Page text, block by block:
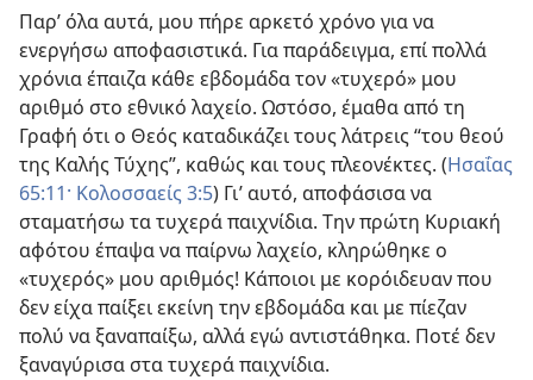
Παρ’ όλα αυτά, μου πήρε αρκετό χρόνο για να
ενεργήσω αποφασιστικά. Για παράδειγμα, επί πολλά
χρόνια έπαιζα κάθε εβδομάδα τον «τυχερό» μου
αριθμό στο εθνικό λαχείο. Ωστόσο, έμαθα από τη
Γραφή ότι ο Θεός καταδικάζει τους λάτρεις “του θεού
της Καλής Τύχης”, καθώς και τους πλεονέκτες. (Ησαΐας
65:11· Κολοσσαείς 3:5) Γι’ αυτό, αποφάσισα να
σταματήσω τα τυχερά παιχνίδια. Την πρώτη Κυριακή
αφότου έπαψα να παίρνω λαχείο, κληρώθηκε ο
«τυχερός» μου αριθμός! Κάποιοι με κορόιδευαν που
δεν είχα παίξει εκείνη την εβδομάδα και με πίεζαν
πολύ να ξαναπαίξω, αλλά εγώ αντιστάθηκα. Ποτέ δεν
ξαναγύρισα στα τυχερά παιχνίδια.